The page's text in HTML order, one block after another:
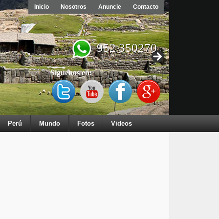
Inicio Nosotros Anuncie Contacto
952 350270
Síguenos en:
Perú Mundo Fotos Videos